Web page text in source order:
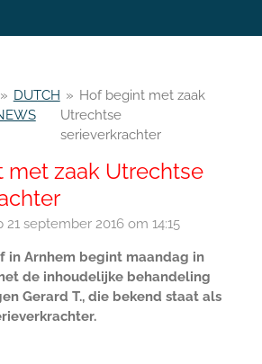
» DUTCH » Hof begint met zaak
Utrechtse
serieverkrachter
met zaak Utrechtse
september 2016 om 14:15
in Arnhem begint maandag in
de inhoudelijke behandeling
Gerard T., die bekend staat als